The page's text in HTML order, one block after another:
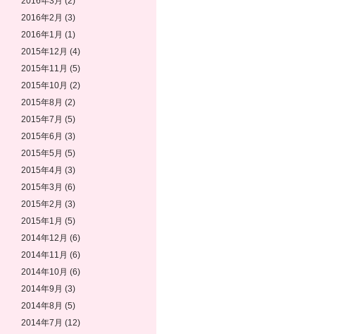
2016年2月 (3)
2016年1月 (1)
2015年12月 (4)
2015年11月 (5)
2015年10月 (2)
2015年8月 (2)
2015年7月 (5)
2015年6月 (3)
2015年5月 (5)
2015年4月 (3)
2015年3月 (6)
2015年2月 (3)
2015年1月 (5)
2014年12月 (6)
2014年11月 (6)
2014年10月 (6)
2014年9月 (3)
2014年8月 (5)
2014年7月 (12)